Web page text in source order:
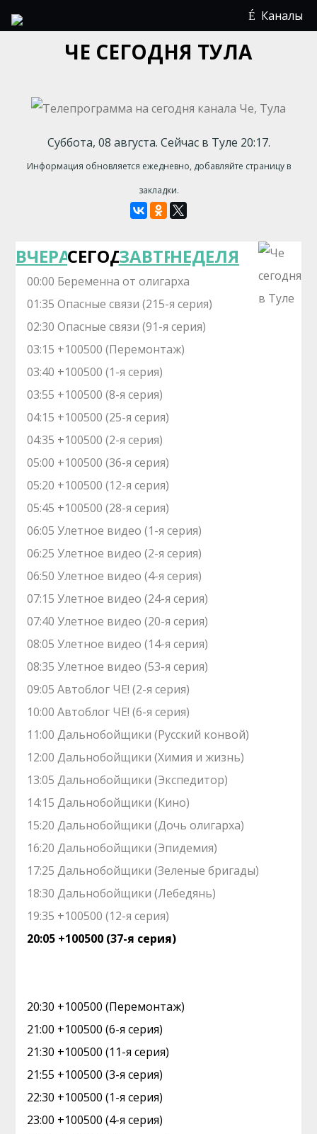
Каналы
ЧЕ СЕГОДНЯ ТУЛА
Суббота, 08 августа. Сейчас в Туле 20:17.
Информация обновляется ежедневно, добавляйте страницу в
закладки.
ВЧЕРАСЕГОДНЯЗАВТРАНЕДЕЛЯ
00:00 Беременна от олигарха
01:35 Опасные связи (215-я серия)
02:30 Опасные связи (91-я серия)
03:15 +100500 (Перемонтаж)
03:40 +100500 (1-я серия)
03:55 +100500 (8-я серия)
04:15 +100500 (25-я серия)
04:35 +100500 (2-я серия)
05:00 +100500 (36-я серия)
05:20 +100500 (12-я серия)
05:45 +100500 (28-я серия)
06:05 Улетное видео (1-я серия)
06:25 Улетное видео (2-я серия)
06:50 Улетное видео (4-я серия)
07:15 Улетное видео (24-я серия)
07:40 Улетное видео (20-я серия)
08:05 Улетное видео (14-я серия)
08:35 Улетное видео (53-я серия)
09:05 Автоблог ЧЕ! (2-я серия)
10:00 Автоблог ЧЕ! (6-я серия)
11:00 Дальнобойщики (Русский конвой)
12:00 Дальнобойщики (Химия и жизнь)
13:05 Дальнобойщики (Экспедитор)
14:15 Дальнобойщики (Кино)
15:20 Дальнобойщики (Дочь олигарха)
16:20 Дальнобойщики (Эпидемия)
17:25 Дальнобойщики (Зеленые бригады)
18:30 Дальнобойщики (Лебедянь)
19:35 +100500 (12-я серия)
20:05 +100500 (37-я серия)
20:30 +100500 (Перемонтаж)
21:00 +100500 (6-я серия)
21:30 +100500 (11-я серия)
21:55 +100500 (3-я серия)
22:30 +100500 (1-я серия)
23:00 +100500 (4-я серия)